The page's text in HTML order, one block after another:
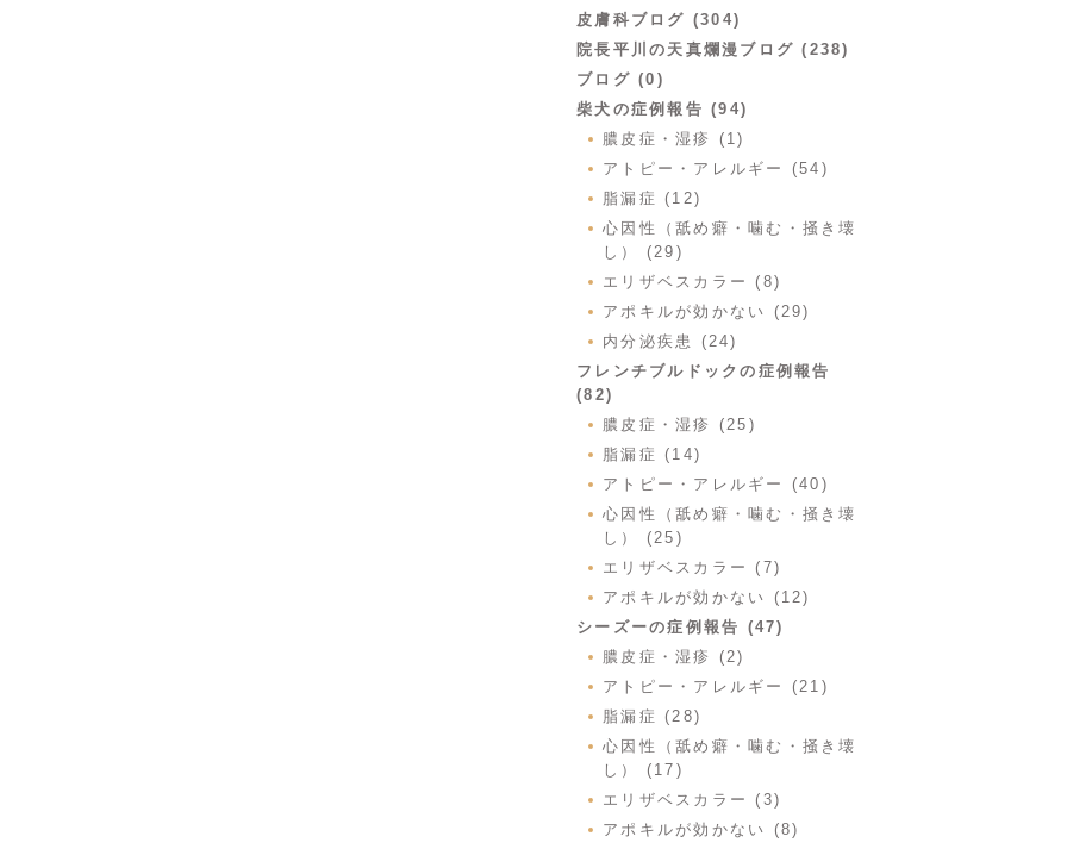
皮膚科ブログ (304)
院長平川の天真爛漫ブログ (238)
ブログ (0)
柴犬の症例報告 (94)
膿皮症・湿疹 (1)
アトピー・アレルギー (54)
脂漏症 (12)
心因性（舐め癖・噛む・掻き壊
し） (29)
エリザベスカラー (8)
アポキルが効かない (29)
内分泌疾患 (24)
フレンチブルドックの症例報告
(82)
膿皮症・湿疹 (25)
脂漏症 (14)
アトピー・アレルギー (40)
心因性（舐め癖・噛む・掻き壊
し） (25)
エリザベスカラー (7)
アポキルが効かない (12)
シーズーの症例報告 (47)
膿皮症・湿疹 (2)
アトピー・アレルギー (21)
脂漏症 (28)
心因性（舐め癖・噛む・掻き壊
し） (17)
エリザベスカラー (3)
アポキルが効かない (8)